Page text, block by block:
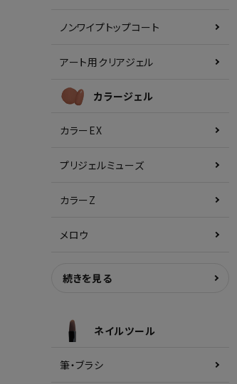
ノンワイプトップコート
アート用クリアジェル
カラージェル
カラーEX
プリジェルミューズ
カラーZ
メロウ
続きを見る
ネイルツール
筆・ブラシ